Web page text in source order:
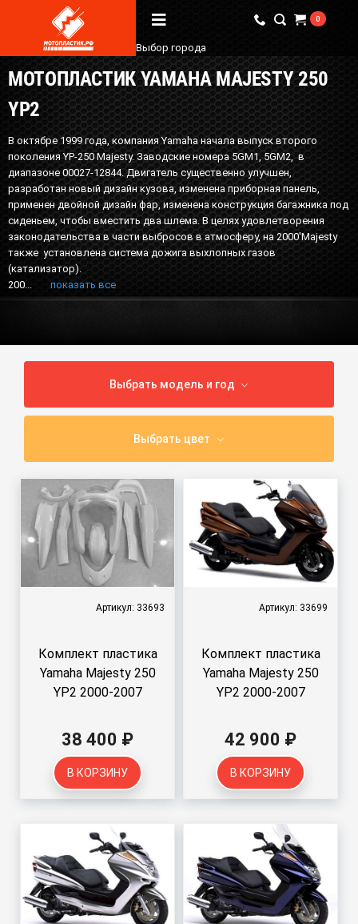
Вопрос / Ответ
Бренды
О Магазине
Мы в соцсетях
Наши контакты
+7 (924) 381-18-18
+7 (910) 684-44-88
Выбор города
0
МОТОПЛАСТИК YAMAHA MAJESTY 250
YP2
В октябре 1999 года, компания Yamaha начала выпуск второго
поколения YP-250 Majesty. Заводские номера 5GM1, 5GM2, в
диапазоне 00027-12844. Двигатель существенно улучшен,
разработан новый дизайн кузова, изменена приборная панель,
применен двойной дизайн фар, изменена конструкция багажника под
сиденьем, чтобы вместить два шлема. В целях удовлетворения
законодательства в части выбросов в атмосферу, на 2000'Majesty
также установлена система дожига выхлопных газов
(катализатор).
200...
показать все
Выбрать модель и год
Выбрать цвет
Артикул: 33693
Комплект пластика
Yamaha Majesty 250
YP2 2000-2007
38 400 ₽
В КОРЗИНУ
Артикул: 33699
Комплект пластика
Yamaha Majesty 250
YP2 2000-2007
42 900 ₽
В КОРЗИНУ